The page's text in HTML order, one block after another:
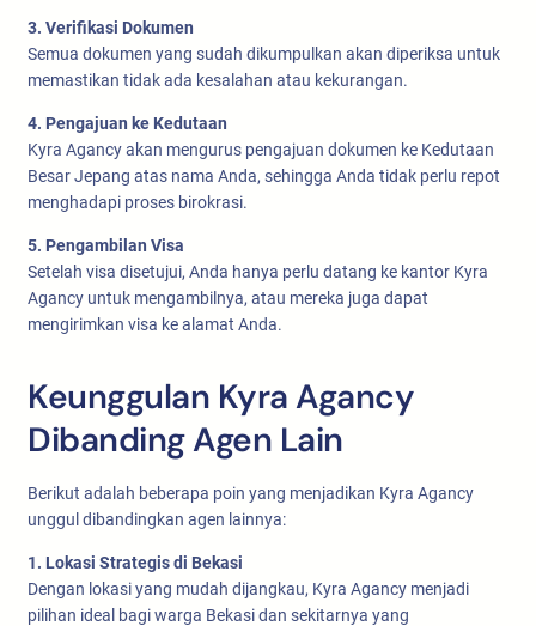
3. Verifikasi Dokumen
Semua dokumen yang sudah dikumpulkan akan diperiksa untuk
memastikan tidak ada kesalahan atau kekurangan.
4. Pengajuan ke Kedutaan
Kyra Agancy akan mengurus pengajuan dokumen ke Kedutaan
Besar Jepang atas nama Anda, sehingga Anda tidak perlu repot
menghadapi proses birokrasi.
5. Pengambilan Visa
Setelah visa disetujui, Anda hanya perlu datang ke kantor Kyra
Agancy untuk mengambilnya, atau mereka juga dapat
mengirimkan visa ke alamat Anda.
Keunggulan Kyra Agancy
Dibanding Agen Lain
Berikut adalah beberapa poin yang menjadikan Kyra Agancy
unggul dibandingkan agen lainnya:
1. Lokasi Strategis di Bekasi
Dengan lokasi yang mudah dijangkau, Kyra Agancy menjadi
pilihan ideal bagi warga Bekasi dan sekitarnya yang